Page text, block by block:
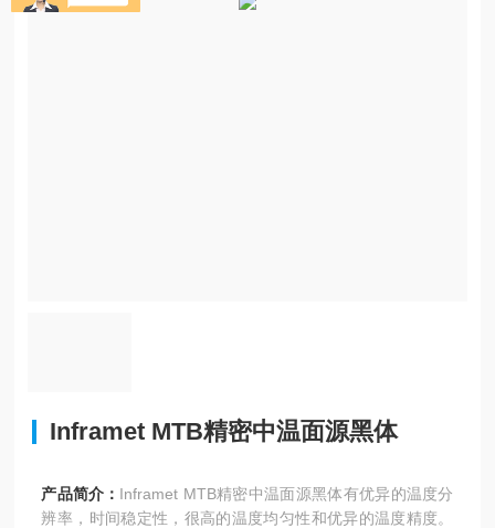
Inframet MTB精密中温面源黑体
产品简介： Inframet MTB精密中温面源黑体有优异的温度分
辨率，时间稳定性，很高的温度均匀性和优异的温度精度。